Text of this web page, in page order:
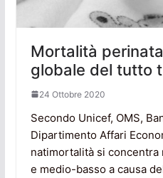
Mortalità
globale del tutto
24 Ottobre 2020
Secondo Unicef, OMS,
Dipartimento Affari
natimortalità si concentra
e medio-basso a causa